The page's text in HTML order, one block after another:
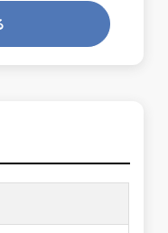
なります。
す。
りがいのあるお仕
しております。
しなくてもよい
のバランスを大切